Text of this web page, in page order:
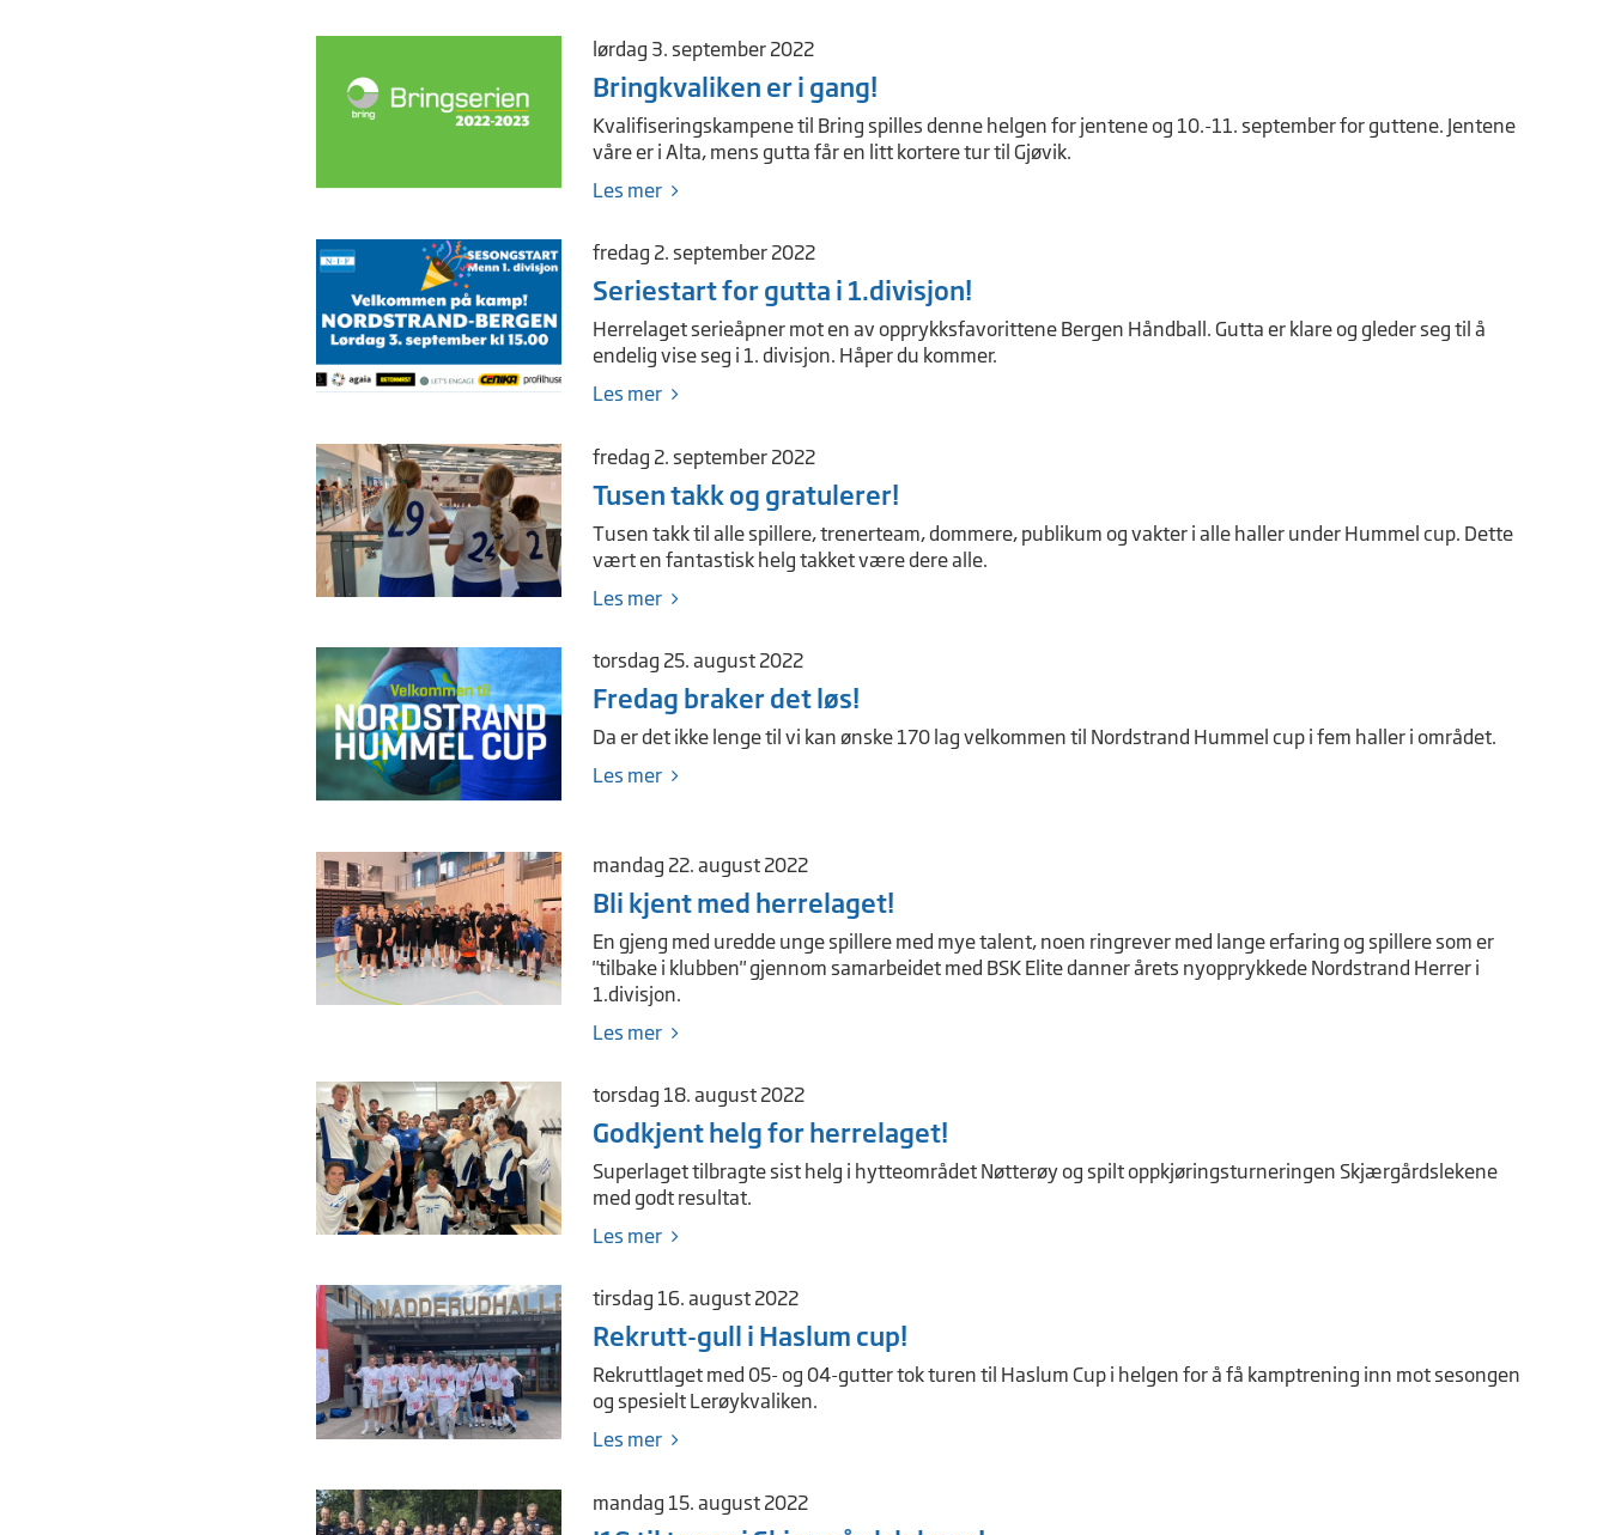
lørdag 3. september 2022
Bringkvaliken er i gang!
Kvalifiseringskampene til Bring spilles denne helgen for jentene og 10.-11. september for guttene. Jentene
våre er i Alta, mens gutta får en litt kortere tur til Gjøvik.
Les mer
fredag 2. september 2022
Seriestart for gutta i 1.divisjon!
Herrelaget serieåpner mot en av opprykksfavorittene Bergen Håndball. Gutta er klare og gleder seg til å
endelig vise seg i 1. divisjon. Håper du kommer.
Les mer
fredag 2. september 2022
Tusen takk og gratulerer!
Tusen takk til alle spillere, trenerteam, dommere, publikum og vakter i alle haller under Hummel cup. Dette
vært en fantastisk helg takket være dere alle.
Les mer
torsdag 25. august 2022
Fredag braker det løs!
Da er det ikke lenge til vi kan ønske 170 lag velkommen til Nordstrand Hummel cup i fem haller i området.
Les mer
mandag 22. august 2022
Bli kjent med herrelaget!
En gjeng med uredde unge spillere med mye talent, noen ringrever med lange erfaring og spillere som er
"tilbake i klubben" gjennom samarbeidet med BSK Elite danner årets nyopprykkede Nordstrand Herrer i
1.divisjon.
Les mer
torsdag 18. august 2022
Godkjent helg for herrelaget!
Superlaget tilbragte sist helg i hytteområdet Nøtterøy og spilt oppkjøringsturneringen Skjærgårdslekene
med godt resultat.
Les mer
tirsdag 16. august 2022
Rekrutt-gull i Haslum cup!
Rekruttlaget med 05- og 04-gutter tok turen til Haslum Cup i helgen for å få kamptrening inn mot sesongen
og spesielt Lerøykvaliken.
Les mer
mandag 15. august 2022